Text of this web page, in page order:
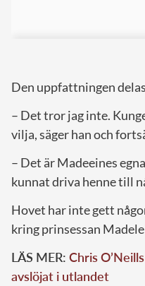
Den uppfattningen
– Det tror jag inte.
vilja, säger han och
– Det är Madeeines
kunnat driva henne till
Hovet har inte gett
kring prinsessan
LÄS MER: Chris
avslöjat i utlandet